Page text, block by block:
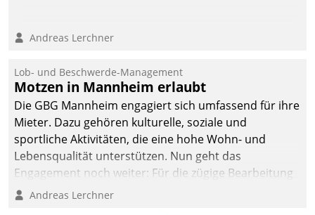
Andreas Lerchner
Lob- und Beschwerde-Management
Motzen in Mannheim erlaubt
Die GBG Mannheim engagiert sich umfassend für ihre
Mieter. Dazu gehören kulturelle, soziale und
sportliche Aktivitäten, die eine hohe Wohn- und
Lebensqualität unterstützen. Nun geht das
Engagement noch weiter: Für die zügige Bearbeitung
von Beschwerden – oder Lob – richtet das
Andreas Lerchner